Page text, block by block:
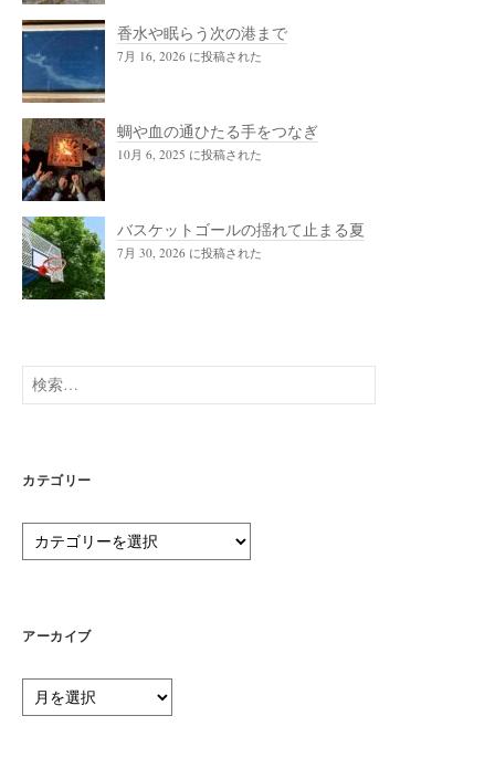
香水や眠らう次の港まで
7月 16, 2026 に投稿された
蜩や血の通ひたる手をつなぎ
10月 6, 2025 に投稿された
バスケットゴールの揺れて止まる夏
7月 30, 2026 に投稿された
検
索:
カテゴリー
テ
ー
アーカイブ
ー